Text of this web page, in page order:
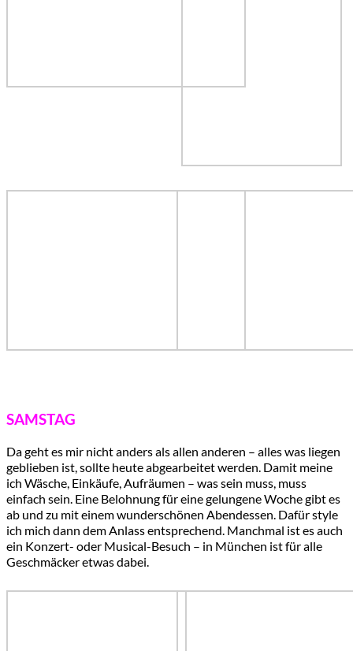
SAMSTAG
Da geht es mir nicht anders als allen anderen – alles was liegen
geblieben ist, sollte heute abgearbeitet werden. Damit meine
ich Wäsche, Einkäufe, Aufräumen – was sein muss, muss
einfach sein. Eine Belohnung für eine gelungene Woche gibt es
ab und zu mit einem wunderschönen Abendessen. Dafür style
ich mich dann dem Anlass entsprechend. Manchmal ist es auch
ein Konzert- oder Musical-Besuch – in München ist für alle
Geschmäcker etwas dabei.